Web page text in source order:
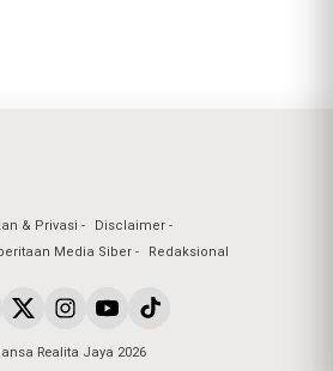
& Privasi
Disclaimer
Media Siber
Redaksional
Realita Jaya 2026